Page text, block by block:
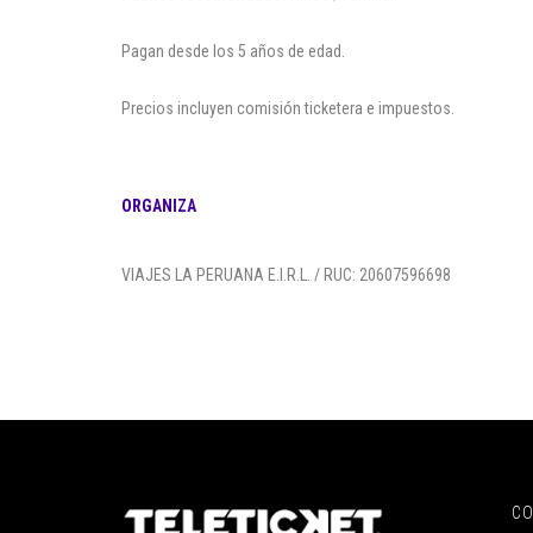
Pagan desde los 5 años de edad.
Precios incluyen comisión ticketera e impuestos.
ORGANIZA
VIAJES LA PERUANA E.I.R.L. / RUC: 20607596698